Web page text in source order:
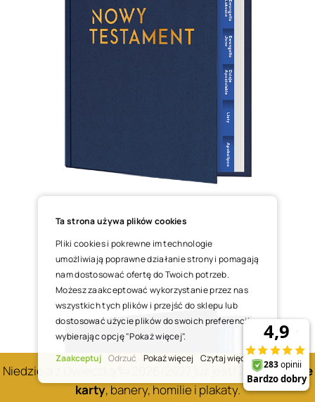
Niedziela z Owieczką 🐑 2026/2027 już jest! Zobacznowe
karty, banery, homilie i plakaty.
Ta strona używa plików cookies
Pliki cookies i pokrewne im technologie
umożliwiają poprawne działanie strony i pomagają
nam dostosować ofertę do Twoich potrzeb.
Możesz zaakceptować wykorzystanie przez nas
wszystkich tych plików i przejść do sklepu lub
dostosować użycie plików do swoich preferencji,
wybierając opcję "Pokaż więcej".
Zaakceptuj Odrzuć Pokaż więcej Czytaj więcej